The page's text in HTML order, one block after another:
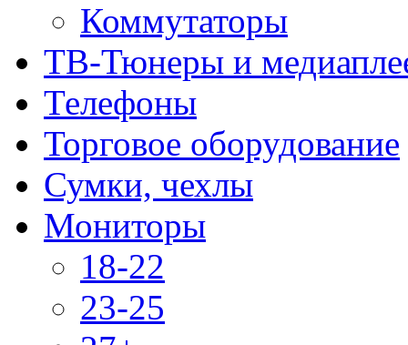
Коммутаторы
ТВ-Тюнеры и
Телефоны
Торговое оборудование
Сумки, чехлы
Мониторы
18-22
23-25